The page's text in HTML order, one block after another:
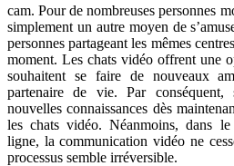
cam. Pour de nombreuses personnes
simplement un autre moyen de
personnes partageant les mêmes
moment. Les chats vidéo offrent une
souhaitent se faire de nouveaux
partenaire de vie. Par
nouvelles connaissances dès
les chats vidéo. Néanmoins, dans
ligne, la communication vidéo ne
processus semble irréversible.